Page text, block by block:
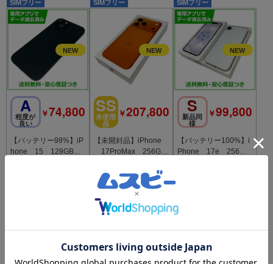
SIMフリー
A
程度が
良い
￥74,800
【バッテリー98%】iP
hone 15 128GB
SIMフリー
SS
未使用
品
￥207,800
【未開封品】iPhone
17ProMax 256GB
ジ SIMフリー
SIMフリー
S
新品同
様
￥99,800
【バッテリー100%】i
Phone 17e 256GB
SIMフリー